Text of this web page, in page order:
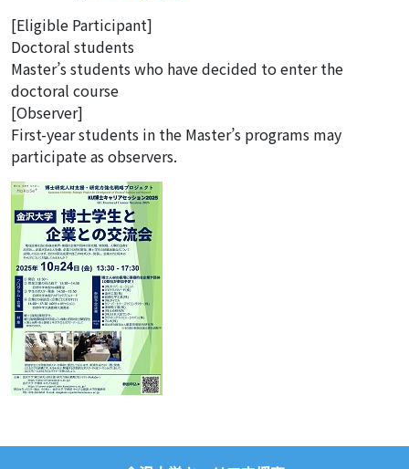
[Eligible Participant]
Doctoral students
Master’s students who have decided to enter the
doctoral course
[Observer]
First-year students in the Master’s programs may
participate as observers.